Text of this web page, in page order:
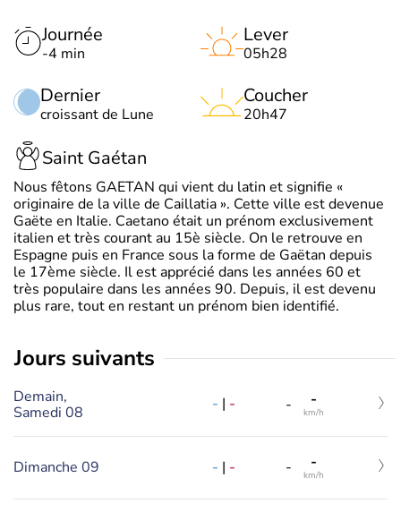
Journée
-4 min
Dernier
croissant de Lune
Lever
05h28
Coucher
20h47
Saint Gaétan
Nous fêtons GAETAN qui vient du latin et signifie «
originaire de la ville de Caillatia ». Cette ville est devenue
Gaëte en Italie. Caetano était un prénom exclusivement
italien et très courant au 15è siècle. On le retrouve en
Espagne puis en France sous la forme de Gaëtan depuis
le 17ème siècle. Il est apprécié dans les années 60 et
très populaire dans les années 90. Depuis, il est devenu
plus rare, tout en restant un prénom bien identifié.
jours suivants
Demain,
Samedi 08
- | - - -
km/h
Dimanche 09 - | - - -
km/h